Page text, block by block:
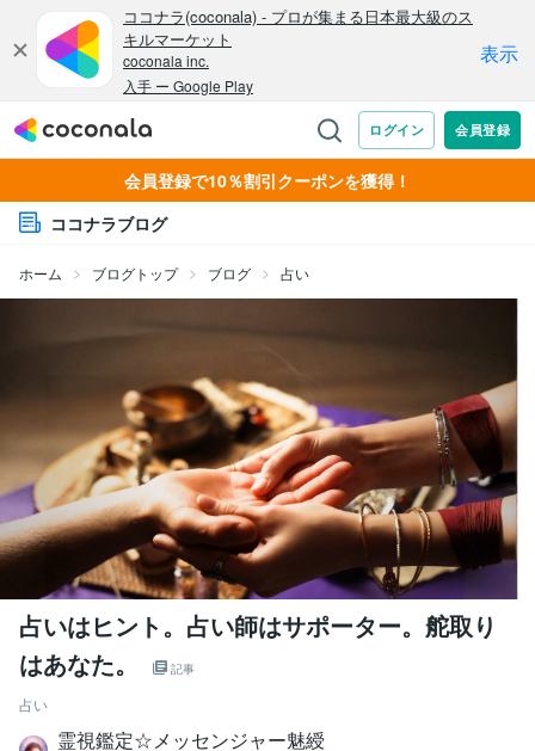
会員登録で10％割引クーポンを獲得！
ココナラブログ
ホーム ブログトップ ブログ 占い
占いはヒント。占い師はサポーター。舵取り
はあなた。
記事
占い
霊視鑑定☆メッセンジャー魅綬